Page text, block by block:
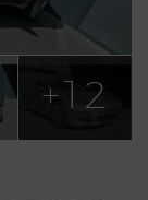
+12